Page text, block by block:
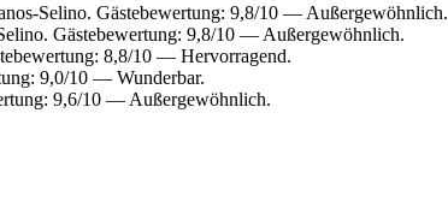
Selino. Gästebewertung: 9,8/10 — Außergewöhnlich.
Gästebewertung: 9,8/10 — Außergewöhnlich.
8,8/10 — Hervorragend.
9,0/10 — Wunderbar.
9,6/10 — Außergewöhnlich.